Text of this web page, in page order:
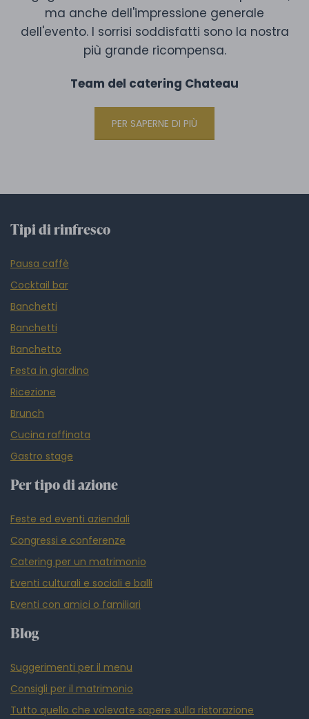
ma anche dell'impressione generale
dell'evento. I sorrisi soddisfatti sono la nostra
più grande ricompensa.
Team del catering Chateau
PER SAPERNE DI PIÙ
Tipi di rinfresco
Pausa caffè
Cocktail bar
Banchetti
Banchetti
Banchetto
Festa in giardino
Ricezione
Brunch
Cucina raffinata
Gastro stage
Per tipo di azione
Feste ed eventi aziendali
Congressi e conferenze
Catering per un matrimonio
Eventi culturali e sociali e balli
Eventi con amici o familiari
Blog
Suggerimenti per il menu
Consigli per il matrimonio
Tutto quello che volevate sapere sulla ristorazione